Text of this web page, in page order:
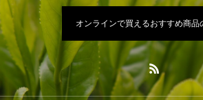
オンラインで買えるおすすめ商品